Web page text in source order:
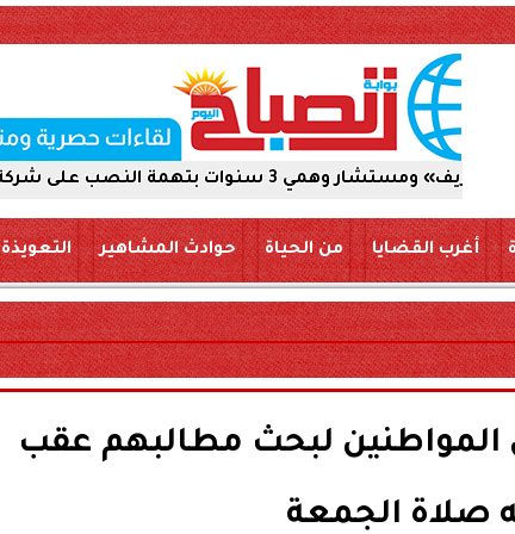
على شركة والاستيلاء على 5 ملايين جنيه
أغرب القضايا من الحياة حوادث المشاهير التعويذة
لبحث مطالبهم عقب
صلاة الجمعة